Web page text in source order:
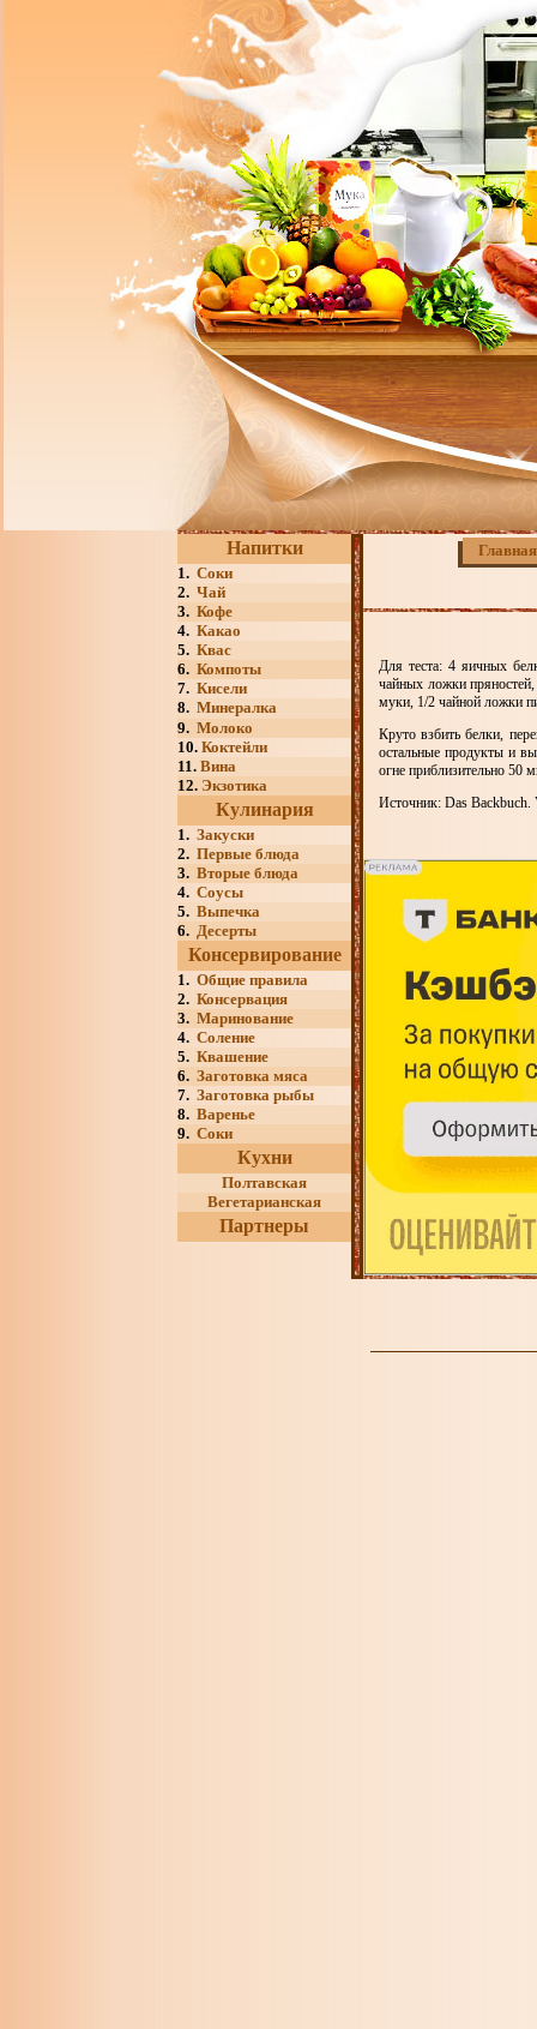
Напитки
1. Соки
2. Чай
3. Кофе
4. Какао
5. Квас
6. Компоты
7. Кисели
8. Минералка
9. Молоко
10. Коктейли
11. Вина
12. Экзотика
Кулинария
1. Закуски
2. Первые блюда
3. Вторые блюда
4. Соусы
5. Выпечка
6. Десерты
Консервирование
1. Общие правила
2. Консервация
3. Маринование
4. Соление
5. Квашение
6. Заготовка мяса
7. Заготовка рыбы
8. Варенье
9. Соки
Кухни
Полтавская
Вегетарианская
Партнеры
Главная
Для теста: 4 яичных
чайных ложки
муки, 1/2 чайной ложки
Круто взбить белки,
остальные продукты и
огне приблизительно 50
Источник: Das Backbuch.